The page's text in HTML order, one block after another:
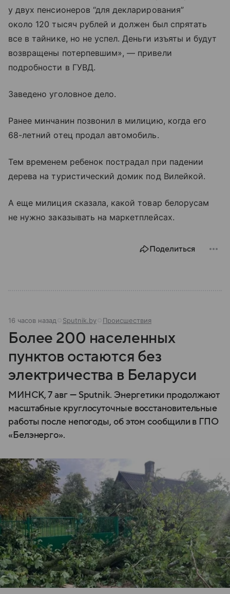
у двух пенсионеров “для декларирования”
около 120 тысяч рублей и должен был спрятать
все в тайнике, но не успел. Деньги изъяты и будут
возвращены потерпевшим», — привели
подробности в ГУВД.
Заведено уголовное дело.
Ранее минчанин позвонил в милицию, когда его
68-летний отец продал автомобиль.
Тем временем ребенок пострадал при падении
дерева на туристический домик под Вилейкой.
А еще милиция сказала, какой товар белорусам
не нужно заказывать на маркетплейсах.
Поделиться
16 часов назад Sputnik.by Происшествия
Более 200 населенных
пунктов остаются без
электричества в Беларуси
МИНСК, 7 авг — Sputnik. Энергетики продолжают
масштабные круглосуточные восстановительные
работы после непогоды, об этом сообщили в ГПО
«Белэнерго».